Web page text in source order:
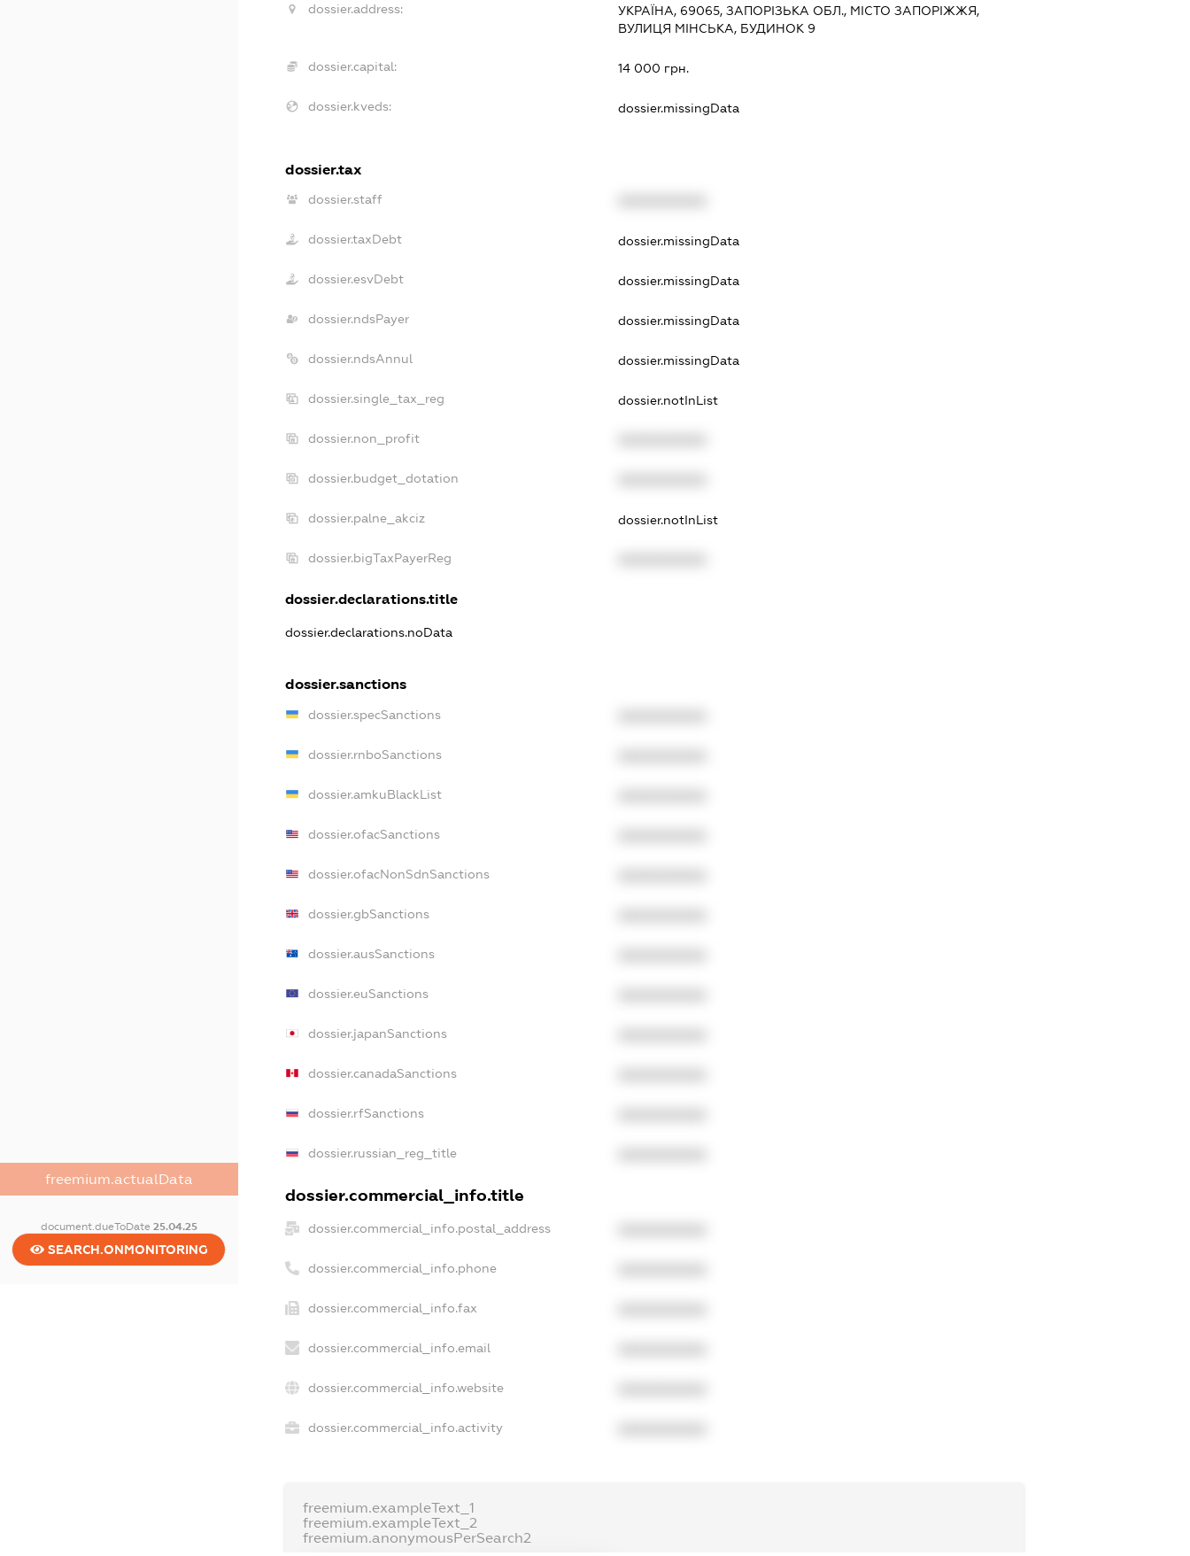
freemium.actualData
document.dueToDate 25.04.25
SEARCH.ONMONITORING
dossier.address:
УКРАЇНА, 69065, ЗАПОРІЗЬКА ОБЛ., МІСТО ЗАПОРІЖЖЯ,
ВУЛИЦЯ МІНСЬКА, БУДИНОК 9
dossier.capital: 14 000 грн.
dossier.kveds: dossier.missingData
dossier.tax
dossier.staff
dossier.taxDebt dossier.missingData
dossier.esvDebt dossier.missingData
dossier.ndsPayer dossier.missingData
dossier.ndsAnnul dossier.missingData
dossier.single_tax_reg dossier.notInList
dossier.non_profit
dossier.budget_dotation
dossier.palne_akciz dossier.notInList
dossier.bigTaxPayerReg
dossier.declarations.title
dossier.declarations.noData
dossier.sanctions
dossier.specSanctions
dossier.rnboSanctions
dossier.amkuBlackList
dossier.ofacSanctions
dossier.ofacNonSdnSanctions
dossier.gbSanctions
dossier.ausSanctions
dossier.euSanctions
dossier.japanSanctions
dossier.canadaSanctions
dossier.rfSanctions
dossier.russian_reg_title
dossier.commercial_info.title
dossier.commercial_info.postal_address
dossier.commercial_info.phone
dossier.commercial_info.fax
dossier.commercial_info.email
dossier.commercial_info.website
dossier.commercial_info.activity
freemium.exampleText_1
freemium.exampleText_2
freemium.anonymousPerSearch2